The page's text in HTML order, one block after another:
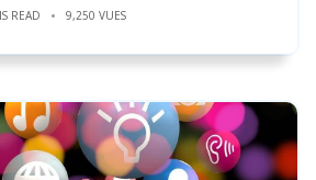
READ 9,250 VUES